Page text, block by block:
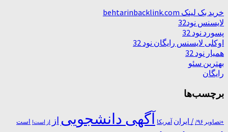
خرید بک لینک behtarinbacklink.com
لایسنس نود32
پسورد نود 32
اوکلی لایسنس رایگان نود 32
همیار نود 32
بهترین سئو
رایگان
برچسب‌ها
+تصاویر ۹۶/ / ایران آمریکا آگهی دانشجویی از از است! است